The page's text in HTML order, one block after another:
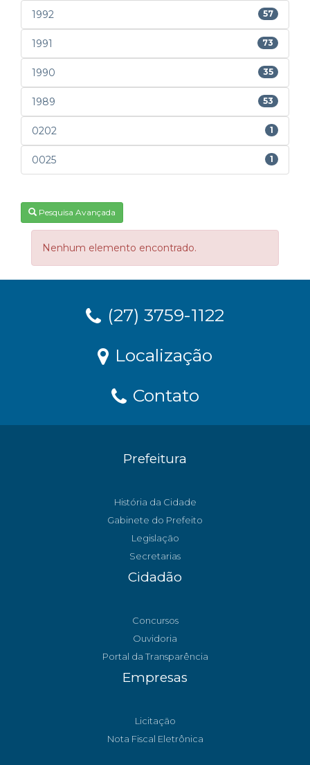
1992 57
1991 73
1990 35
1989 53
0202 1
0025 1
Pesquisa Avançada
Nenhum elemento encontrado.
(27) 3759-1122
Localização
Contato
Prefeitura
História da Cidade
Gabinete do Prefeito
Legislação
Secretarias
Cidadão
Concursos
Ouvidoria
Portal da Transparência
Empresas
Licitação
Nota Fiscal Eletrônica